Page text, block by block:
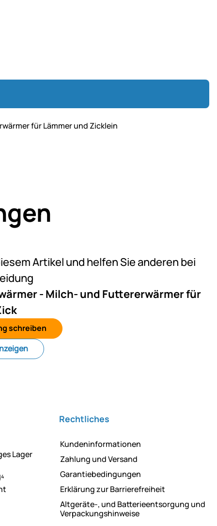
für Lämmer und Zicklein
Artikel und helfen Sie anderen bei
- Milch- und Futtererwärmer für
schreiben
Lager
Rechtliches
Kundeninformationen
Zahlung und Versand
Garantiebedingungen
Erklärung zur Barrierefreiheit
Altgeräte-, und Batterieentsorgung und
Verpackungshinweise